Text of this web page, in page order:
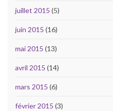
juillet 2015 (5)
juin 2015 (16)
mai 2015 (13)
avril 2015 (14)
mars 2015 (6)
février 2015 (3)